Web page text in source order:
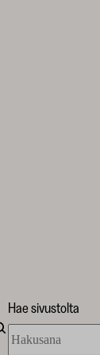
Hae sivustolta
sivustolta